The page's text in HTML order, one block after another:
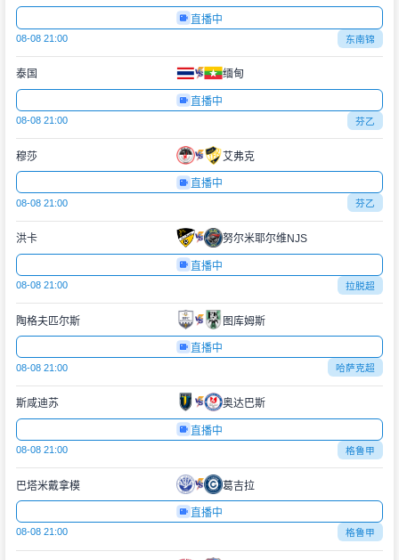
直播中
08-08 21:00 东南锦
泰国 缅甸
直播中
08-08 21:00 芬乙
穆莎 艾弗克
直播中
08-08 21:00 芬乙
洪卡 努尔米耶尔维NJS
直播中
08-08 21:00 拉脱超
陶格夫匹尔斯 图库姆斯
直播中
08-08 21:00 哈萨克超
斯咸迪苏 奥达巴斯
直播中
08-08 21:00 格鲁甲
巴塔米戴拿模 葛吉拉
直播中
08-08 21:00 格鲁甲